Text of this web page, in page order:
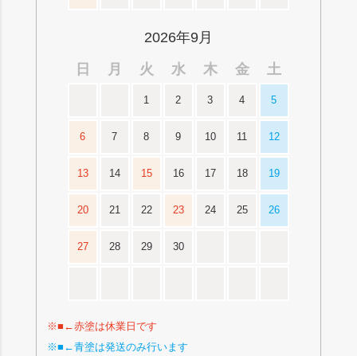
2026年9月
日
月 火 水 木 金 土
1 2 3 4 5
6 7 8 9 10 11 12
13 14 15 16 17 18 19
20 21 22 23 24 25 26
27 28 29 30
※■←赤塗は休業日です
※■←青塗は発送のみ行います